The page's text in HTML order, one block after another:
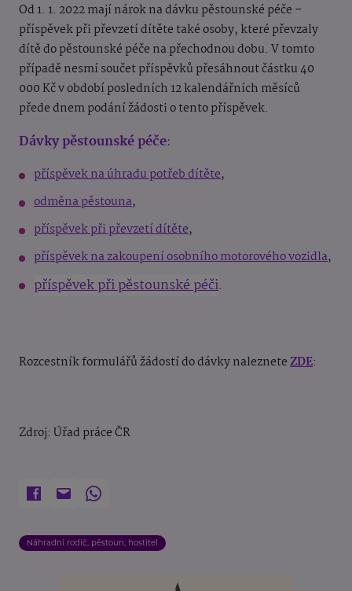
Od 1. 1. 2022 mají nárok na dávku pěstounské péče –
příspěvek při převzetí dítěte také osoby, které převzaly
dítě do pěstounské péče na přechodnou dobu. V tomto
případě nesmí součet příspěvků přesáhnout částku 40
000 Kč v období posledních 12 kalendářních měsíců
přede dnem podání žádosti o tento příspěvek.
Dávky pěstounské péče:
příspěvek na úhradu potřeb dítěte,
odměna pěstouna,
příspěvek při převzetí dítěte,
příspěvek na zakoupení osobního motorového vozidla,
příspěvek při pěstounské péči.
Rozcestník formulářů žádostí do dávky nalezneteZDE:
Zdroj: Úřad práce ČR
Náhradní rodič, pěstoun, hostitel